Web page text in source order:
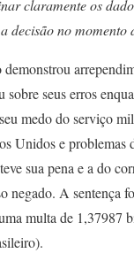
claramente os
decisão no momento
seus erros
medo do serviço
Unidos e problemas
sua pena e a do
negado. A sentença
multa de 1,37987